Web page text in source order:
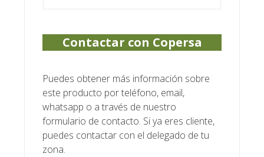
Contactar con Copersa
Puedes obtener más información sobre
este producto por teléfono, email,
whatsapp o a través de nuestro
formulario de contacto. Si ya eres cliente,
puedes contactar con el delegado de tu
zona.